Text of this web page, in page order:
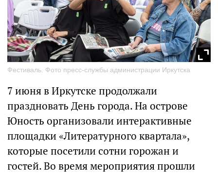
Фестиваль. Фото пресс-службы администрации Иркутска
7 июня в Иркутске продолжали
праздновать День города. На острове
Юность организовали интерактивные
площадки «Литературного квартала»,
которые посетили сотни горожан и
гостей. Во время мероприятия прошли